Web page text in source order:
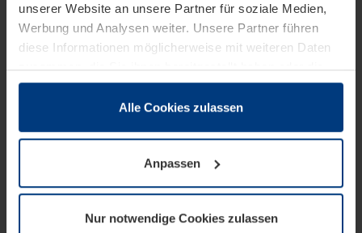
unserer Website an unsere Partner für soziale Medien,
Werbung und Analysen weiter. Unsere Partner führen
diese Informationen möglicherweise mit weiteren Daten
zusammen, die Sie ihnen bereitgestellt haben oder die
sie im Rahmen Ihrer Nutzung der Dienste gesammelt
wenn diese für den Betrieb dieser Seite unbedingt
notwendig sind. Für alle anderen Cookie-Typen benötigen
wir Ihre Erlaubnis. Ihre Einwilligung können Sie jederzeit
Datenschutzerklärungunserer Website ändern oder
Alle Cookies zulassen
Anpassen
Nur notwendige Cookies zulassen